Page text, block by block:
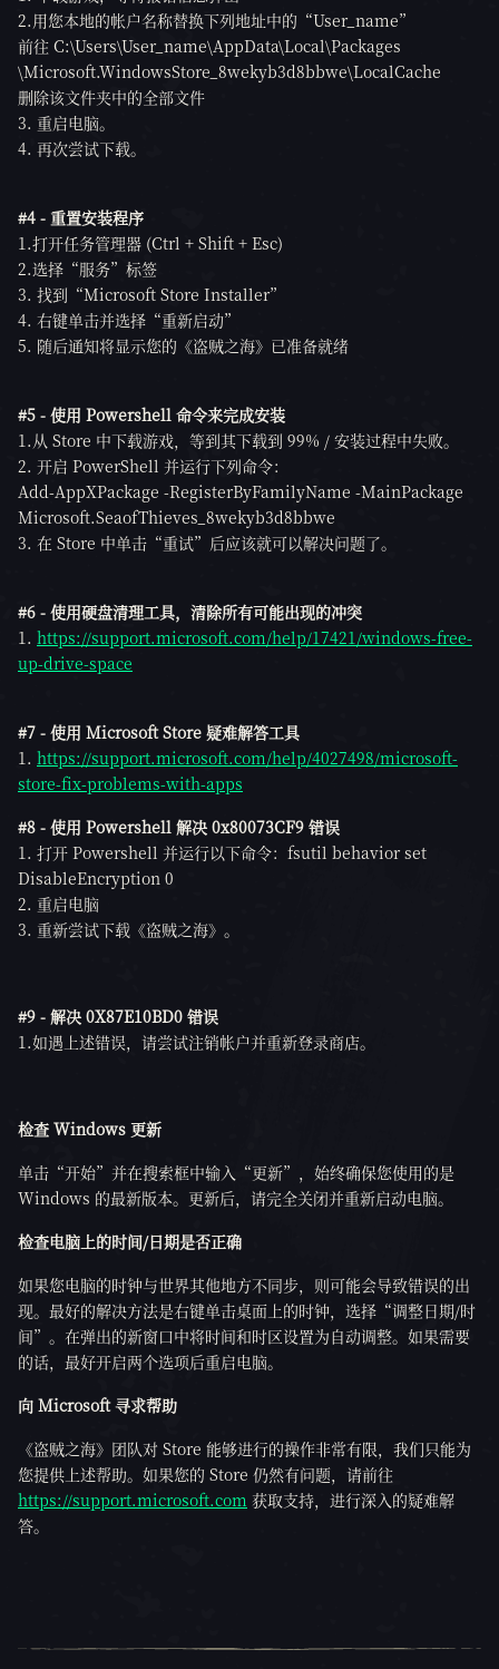
2.用您本地的帐户名称替换下列地址中的“User_name”
前往 C:\Users\User_name\AppData\Local\Packages
\Microsoft.WindowsStore_8wekyb3d8bbwe\LocalCache
删除该文件夹中的全部文件
3. 重启电脑。
4. 再次尝试下载。
#4 - 重置安装程序
1.打开任务管理器 (Ctrl + Shift + Esc)
2.选择“服务”标签
3. 找到“Microsoft Store Installer”
4. 右键单击并选择“重新启动”
5. 随后通知将显示您的《盗贼之海》已准备就绪
#5 - 使用 Powershell 命令来完成安装
1.从 Store 中下载游戏，等到其下载到 99% / 安装过程中失败。
2. 开启 PowerShell 并运行下列命令：
Add-AppXPackage -RegisterByFamilyName -MainPackage
Microsoft.SeaofThieves_8wekyb3d8bbwe
3. 在 Store 中单击“重试”后应该就可以解决问题了。
#6 - 使用硬盘清理工具，清除所有可能出现的冲突
1. https://support.microsoft.com/help/17421/windows-free-
up-drive-space
#7 - 使用 Microsoft Store 疑难解答工具
1. https://support.microsoft.com/help/4027498/microsoft-
store-fix-problems-with-apps
#8 - 使用 Powershell 解决 0x80073CF9 错误
1. 打开 Powershell 并运行以下命令：fsutil behavior set
DisableEncryption 0
2. 重启电脑
3. 重新尝试下载《盗贼之海》。
#9 - 解决 0X87E10BD0 错误
1.如遇上述错误，请尝试注销帐户并重新登录商店。
检查 Windows 更新
单击“开始”并在搜索框中输入“更新”，始终确保您使用的是
Windows 的最新版本。更新后，请完全关闭并重新启动电脑。
检查电脑上的时间/日期是否正确
如果您电脑的时钟与世界其他地方不同步，则可能会导致错误的出
现。最好的解决方法是右键单击桌面上的时钟，选择“调整日期/时
间”。在弹出的新窗口中将时间和时区设置为自动调整。如果需要
的话，最好开启两个选项后重启电脑。
向 Microsoft 寻求帮助
《盗贼之海》团队对 Store 能够进行的操作非常有限，我们只能为
您提供上述帮助。如果您的 Store 仍然有问题，请前往
https://support.microsoft.com 获取支持，进行深入的疑难解
答。